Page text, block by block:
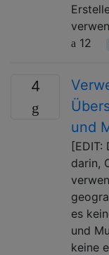
12
4
und
darin,
es
und
keine